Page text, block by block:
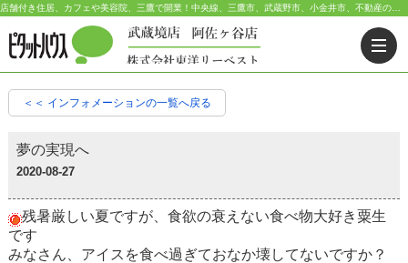
＜＜ インフォメーションの一覧へ戻る
夢の実現へ
2020-08-27
残暑厳しい夏ですが、食欲の衰えない食べ物大好き粟生
です
みなさん、アイスを食べ過ぎておなか壊してないですか？